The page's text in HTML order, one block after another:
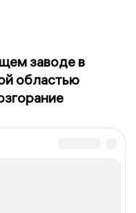
заводе в
областью